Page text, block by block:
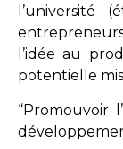
l’université
l’idée au
potentielle
“Promouvoir